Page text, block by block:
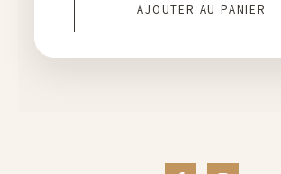
AJOUTER AU PANIER